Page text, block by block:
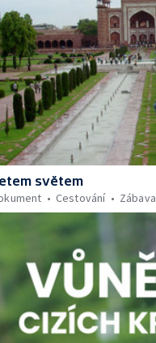
světem
Cestování Zábava